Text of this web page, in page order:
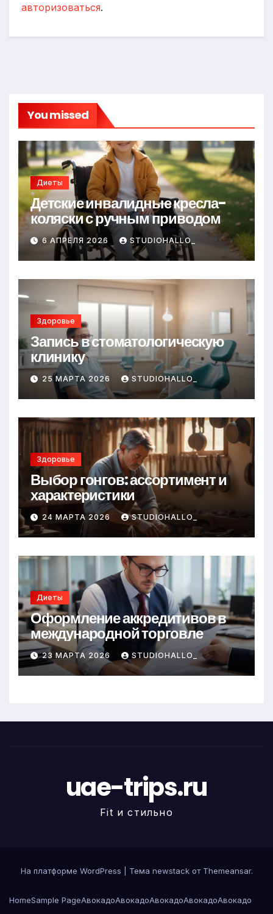
авторизоваться.
You missed
Диеты
Детские инвалидные кресла-
коляски с ручным приводом
6 АПРЕЛЯ 2026 STUDIOHALLO_
Здоровье
Запись в стоматологическую
клинику
25 МАРТА 2026 STUDIOHALLO_
Здоровье
Выбор гонгов: ассортимент и
характеристики
24 МАРТА 2026 STUDIOHALLO_
Диеты
Оформление аккредитивов в
международной торговле
23 МАРТА 2026 STUDIOHALLO_
uae-trips.ru
Fit и стильно
На платформе WordPress Тема newstack от Themeansar.
HomeSample PageАвокадоАвокадоАвокадоАвокадоАвокадо